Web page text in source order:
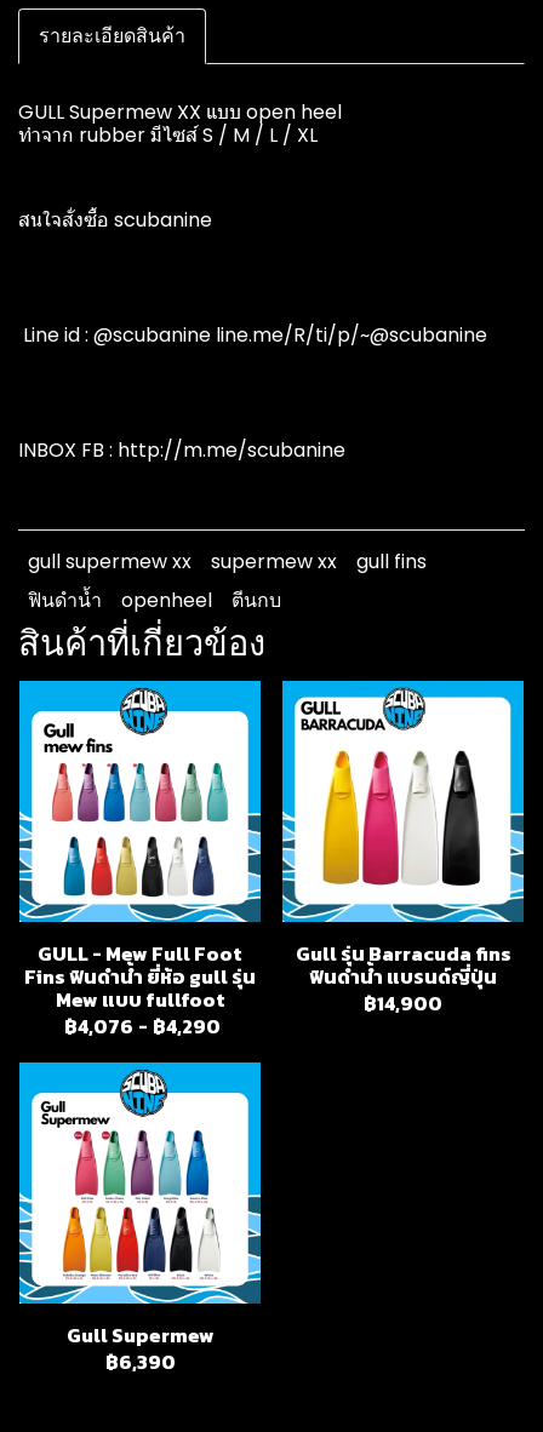
รายละเอียดสินค้า
GULL Supermew XX แบบ open heel
ทำจาก rubber มีไซส์ S / M / L / XL
สนใจสั่งซื้อ scubanine
️ Line id : @scubanine line.me/R/ti/p/~@scubanine
INBOX FB : http://m.me/scubanine
gull supermew xx supermew xx
gull fins
ฟินดำน้ำ
openheel ตีนกบ
สินค้าที่เกี่ยวข้อง
GULL - Mew Full Foot
Fins ฟินดำน้ำ ยี่ห้อ gull รุ่น
Mew แบบ fullfoot
฿4,076 - ฿4,290
Gull รุ่น Barracuda fins
ฟินดำน้ำ แบรนด์ญี่ปุ่น
฿14,900
Gull Supermew
฿6,390